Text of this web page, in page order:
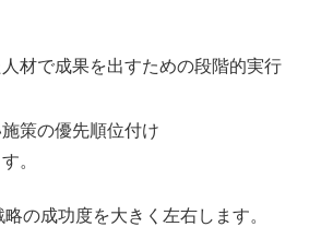
材で成果を出すための段階的実行
策の優先順位付け
。
の成功度を大きく左右します。